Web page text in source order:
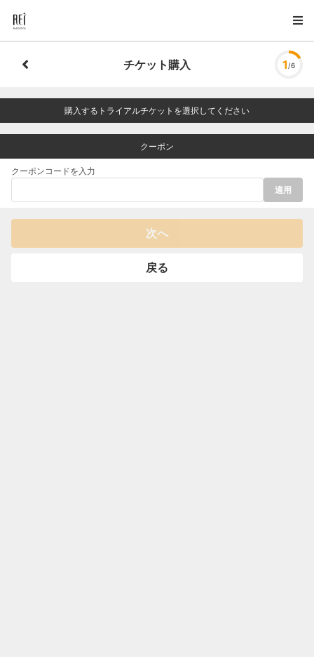
チケット購入 1 /6
購入するトライアルチケットを選択してください
クーポン
クーポンコードを入力
適用
次へ
戻る